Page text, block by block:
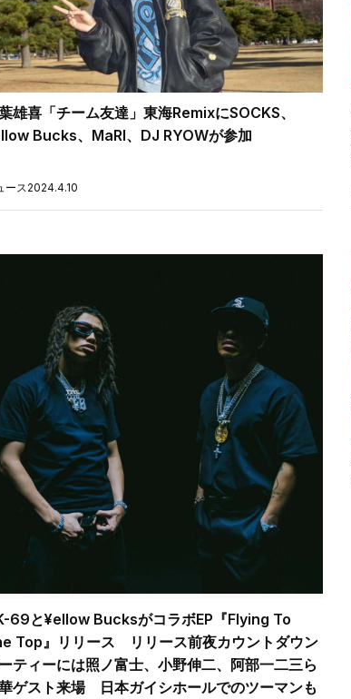
雄喜「チーム友達」東海RemixにSOCKS、
Bucks、MaRI、DJ RYOWが参加
ース2024.4.10
69と¥ellow BucksがコラボEP『Flying To
Top』リリース リリース前夜カウントダウン
ティーには照ノ富士、小野伸二、阿部一二三ら
ゲスト来場 日本ガイシホールでのツーマンも